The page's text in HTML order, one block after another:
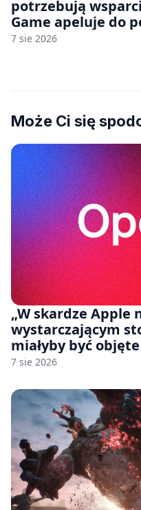
potrzebują
Game apeluje do
7 sie 2026
Może Ci się
„W skardze Apple
wystarczającym
miałyby być
handlowej”.
7 sie 2026